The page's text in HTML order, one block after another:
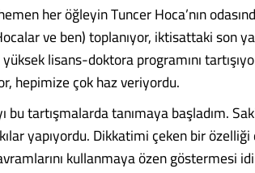
her öğleyin Tuncer Hoca’nın
ve ben) toplanıyor, iktisattaki son
yüksek lisans-doktora programını
hepimize çok haz veriyordu.
bu tartışmalarda tanımaya başladım.
yapıyordu. Dikkatimi çeken bir
kullanmaya özen göstermesi